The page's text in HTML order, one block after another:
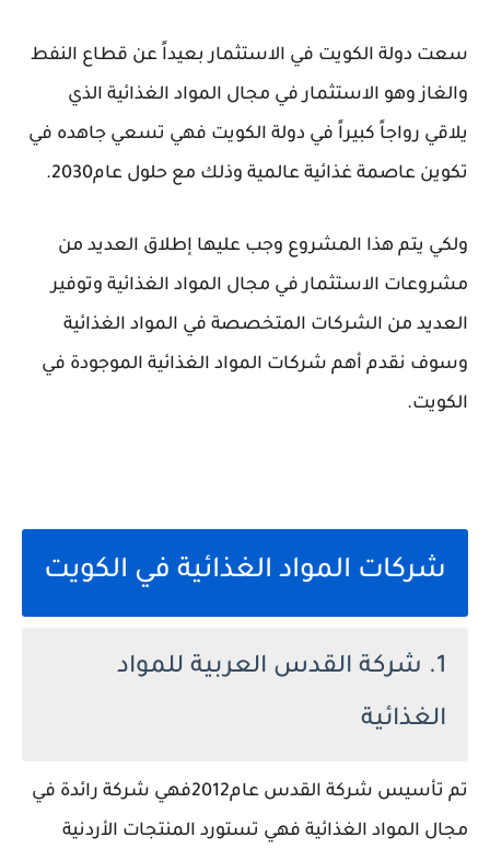
سعت دولة الكويت في الاستثمار بعيداً عن قطاع النفط
والغاز وهو الاستثمار في مجال المواد الغذائية الذي
يلاقي رواجاً كبيراً في دولة الكويت فهي تسعي جاهده في
تكوين عاصمة غذائية عالمية وذلك مع حلول عام2030.
ولكي يتم هذا المشروع وجب عليها إطلاق العديد من
مشروعات الاستثمار في مجال المواد الغذائية وتوفير
العديد من الشركات المتخصصة في المواد الغذائية
وسوف نقدم أهم شركات المواد الغذائية الموجودة في
الكويت.
شركات المواد الغذائية في الكويت
1. شركة القدس العربية للمواد
الغذائية
تم تأسيس شركة القدس عام2012فهي شركة رائدة في
مجال المواد الغذائية فهي تستورد المنتجات الأردنية